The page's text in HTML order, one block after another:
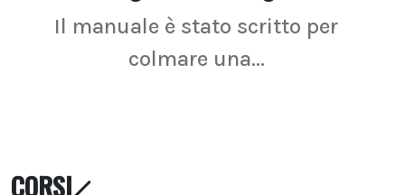
Il manuale è stato scritto per
colmare una...
CORSI